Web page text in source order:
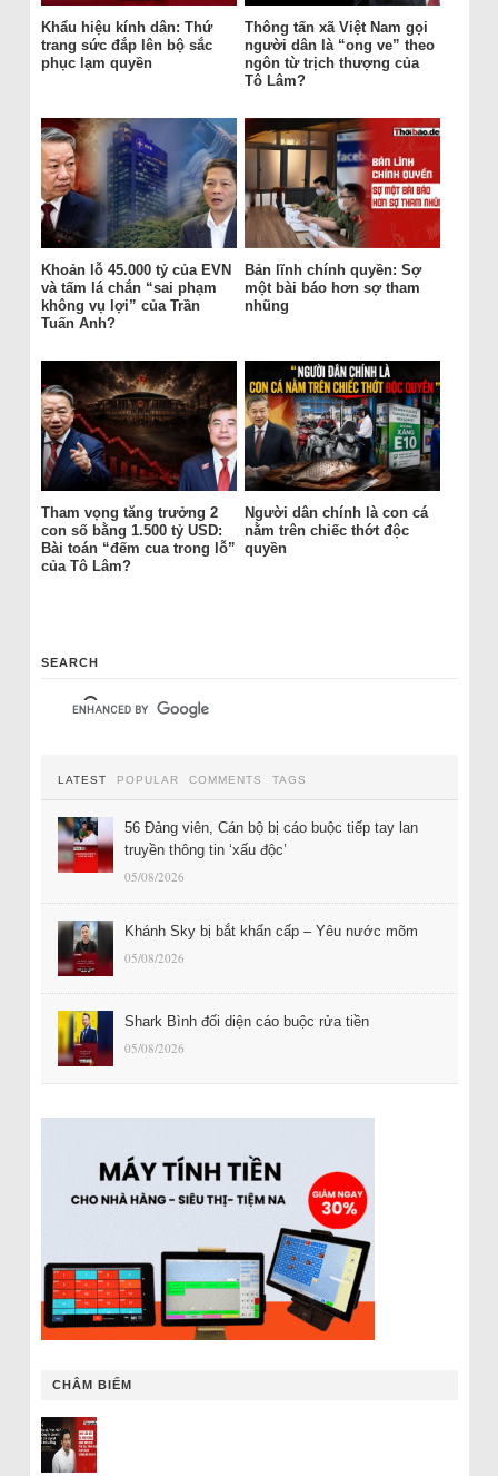
Khẩu hiệu kính dân: Thứ
trang sức đắp lên bộ sắc
phục lạm quyền
Thông tấn xã Việt Nam gọi
người dân là “ong ve” theo
ngôn từ trịch thượng của
Tô Lâm?
Khoản lỗ 45.000 tỷ của EVN
và tấm lá chắn “sai phạm
không vụ lợi” của Trần
Tuấn Anh?
Bản lĩnh chính quyền: Sợ
một bài báo hơn sợ tham
nhũng
Tham vọng tăng trưởng 2
con số bằng 1.500 tỷ USD:
Bài toán “đếm cua trong lỗ”
của Tô Lâm?
Người dân chính là con cá
nằm trên chiếc thớt độc
quyền
SEARCH
LATEST POPULAR COMMENTS TAGS
56 Đảng viên, Cán bộ bị cáo buộc tiếp tay lan
truyền thông tin ‘xấu độc’
05/08/2026
Khánh Sky bị bắt khẩn cấp – Yêu nước mõm
05/08/2026
Shark Bình đối diện cáo buộc rửa tiền
05/08/2026
CHÂM BIẾM